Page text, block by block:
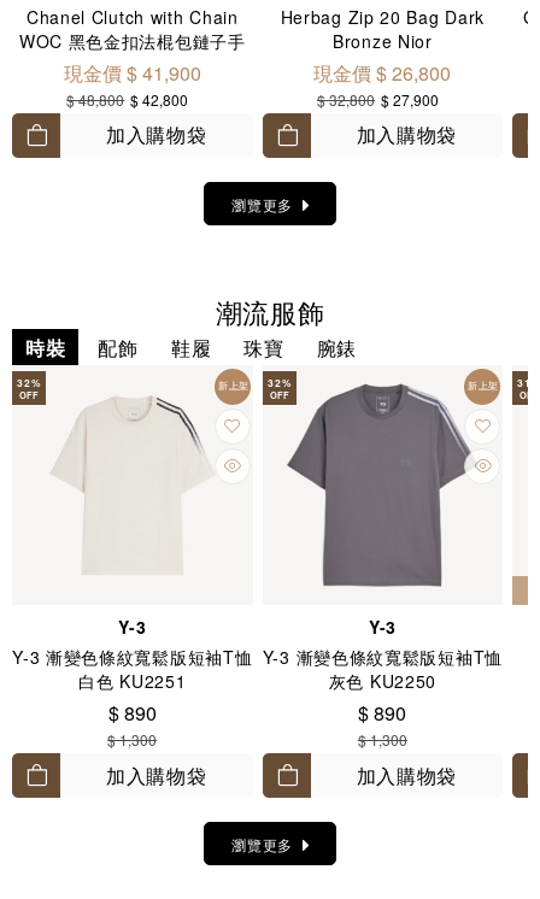
Chanel Clutch with Chain
WOC 黑色金扣法棍包鏈子手
拿包 AP5280
現金價 $ 41,900
$ 48,800 $ 42,800
加入購物袋
Herbag Zip 20 Bag Dark
Bronze Nior
現金價 $ 26,800
$ 32,800 $ 27,900
加入購物袋
瀏覽更多
潮流服飾
時裝 配飾 鞋履 珠寶 腕錶
32%
OFF
新上架
Y-3
Y-3 漸變色條紋寬鬆版短袖T恤
白色 KU2251
$ 890
$ 1,300
加入購物袋
32%
OFF
新上架
Y-3
Y-3 漸變色條紋寬鬆版短袖T恤
灰色 KU2250
$ 890
$ 1,300
加入購物袋
31
OFF
瀏覽更多